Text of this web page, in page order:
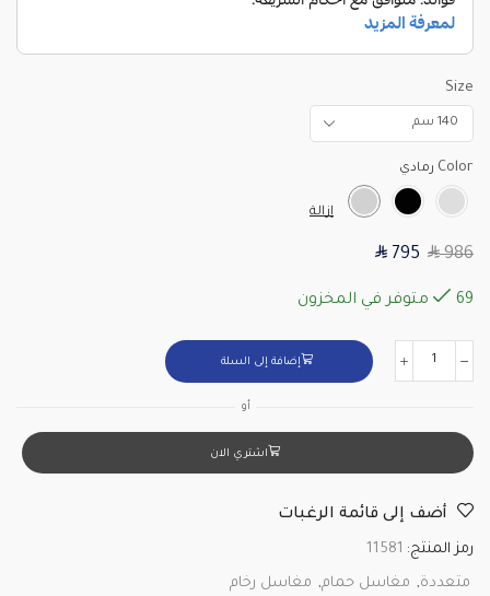
Size
Color
إزالة
SAR986
SAR 795
69 متوفر في المخزون
إضافة إلى السلة
أو
اشتري الان
أضف إلى قائمة الرغبات
رمز المنتج: 11581
متعددة, مغاسل حمام, مغاسل رخام